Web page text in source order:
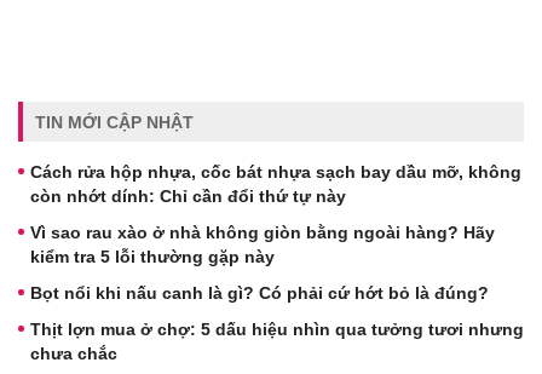
TIN MỚI CẬP NHẬT
Cách rửa hộp nhựa, cốc bát nhựa sạch bay dầu mỡ, không
còn nhớt dính: Chỉ cần đổi thứ tự này
Vì sao rau xào ở nhà không giòn bằng ngoài hàng? Hãy
kiểm tra 5 lỗi thường gặp này
Bọt nổi khi nấu canh là gì? Có phải cứ hớt bỏ là đúng?
Thịt lợn mua ở chợ: 5 dấu hiệu nhìn qua tưởng tươi nhưng
chưa chắc